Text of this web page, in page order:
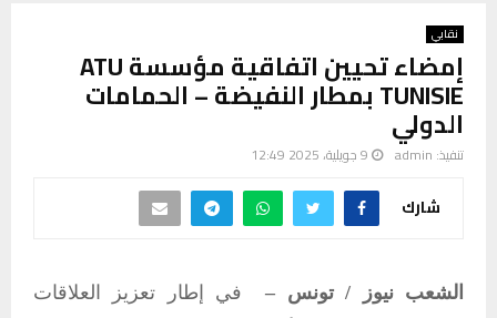
نقابي
إمضاء تحيين اتفاقية مؤسسة ATU
TUNISIE بمطار النفيضة – الحمامات
الدولي
تنفيذ: admin 9 جويلية، 2025 12:49
شارك
الشعب نيوز / تونس – في إطار تعزيز العلاقات